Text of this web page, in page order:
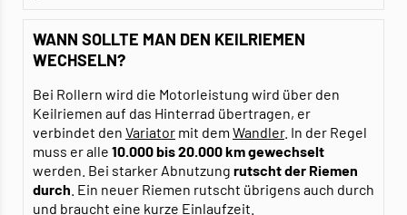
WANN SOLLTE MAN DEN KEILRIEMEN
WECHSELN?
Bei Rollern wird die Motorleistung wird über den
Keilriemen auf das Hinterrad übertragen, er
verbindet den Variator mit dem Wandler. In der Regel
muss er alle 10.000 bis 20.000 km gewechselt
werden. Bei starker Abnutzung rutschtder Riemen
durch . Ein neuer Riemen rutscht übrigens auch durch
und braucht eine kurze Einlaufzeit.